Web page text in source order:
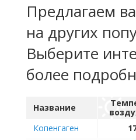
Предлагаем
на других
Выберите
более
Название
Копенгаген